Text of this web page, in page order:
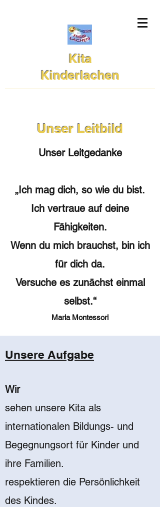
Kita
Kinderlachen
Unser Leitbild
Unser Leitgedanke
„Ich mag dich, so wie du bist.
Ich vertraue auf deine
Fähigkeiten.
Wenn du mich brauchst, bin ich
für dich da.
Versuche es zunächst einmal
selbst.“
Maria Montessori
Unsere Aufgabe
Wir
sehen unsere Kita als
internationalen Bildungs- und
Begegnungsort für Kinder und
ihre Familien.
respektieren die Persönlichkeit
des Kindes.